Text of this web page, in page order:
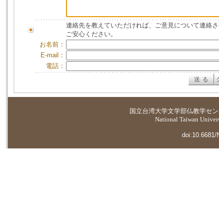
連絡先を教えていただければ、ご意見について連絡
ご安心ください。
お名前：
E-mail：
電話：
国立台湾大学文学部仏教学セ
National Taiwan
doi:10.6681/